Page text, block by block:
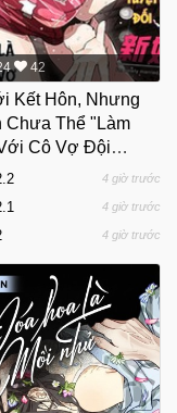
42
Kết Hôn, Nhưng
Chưa Thể "Làm
Cô Vợ Đội
4 giờ trước
4 giờ trước
4 giờ trước